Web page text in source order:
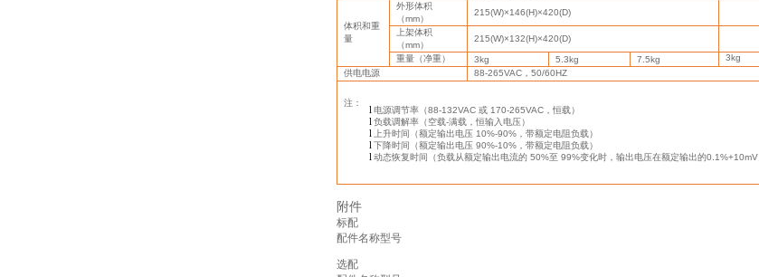
体积和重
量
外形体积
（mm）
215(W)×146(H)×420(D)
上架体积
（mm）
215(W)×132(H)×420(D)
重量（净重）
3kg 5.3kg 7.5kg 3kg
供电电源
88-265VAC 50/60HZ
注：
l 电源调节率（88-132VAC 或 170-265VAC ，恒载）
l 负载调解率（空载-满载，恒输入电压）
l 上升时间（额定输出电压 10%-90% ，带额定电阻负载）
l 下降时间（额定输出电压 90%-10% ，带额定电阻负载）
l 动态恢复时间（负载从额定输出电流的 50%至 99%变化时，输出电压在额定输出的0.1%+10mV
附件
标配
配件名称型号
选配